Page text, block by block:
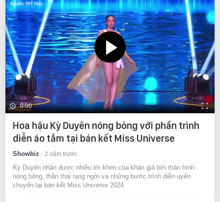
0:00
Hoa hậu Kỳ Duyên nóng bỏng với phần trình
diễn áo tắm tại bán kết Miss Universe
Showbiz 2 năm trước
Kỳ Duyên nhận được nhiều lời khen của khán giả bởi thân hình
nóng bỏng, thần thái rạng ngời và những bước trình diễn uyển
chuyển tại bán kết Miss Universe 2024.